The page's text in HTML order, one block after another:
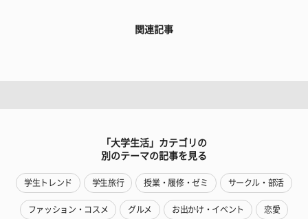
関連記事
「大学生活」カテゴリの
別のテーマの記事を見る
学生トレンド 学生旅行 授業・履修・ゼミ サークル・部活
ファッション・コスメ グルメ お出かけ・イベント 恋愛